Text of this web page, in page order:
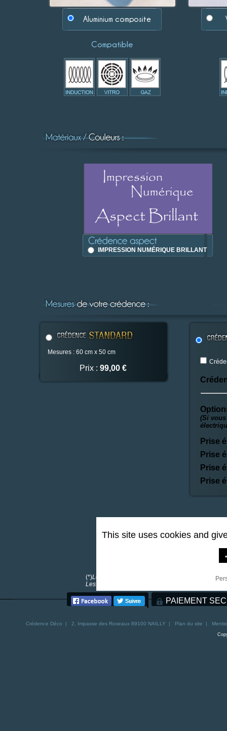
Aluminium composite
Compatible
IMPRESSION NUMÉRIQUE BRILLANT
Mesures : 60 cm x 50 cm
Prix :99,00 €
(Si
Prise
Prise
Prise
Prise
(*)Les frais de port sont offerts pour toutes
Les frais de port pour la Corse sont de 30€. Les
PAIEMENT
Crédence Déco | 2, Impasse des Roseaux 89100 NAILLY | Plan du site |
This site uses cookies and